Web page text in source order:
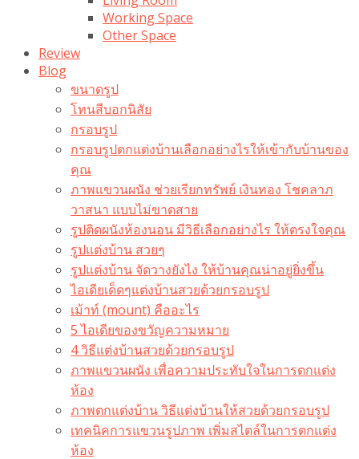
Working Space
Other Space
Review
Blog
ขนาดรูป
โทนสีบอกนิสัย
กรอบรูป
กรอบรูปตกแต่งบ้านเลือกอย่างไรให้เข้ากับบ้านของ
คุณ
ภาพแขวนผนัง ช่วยเรียกทรัพย์ เงินทอง โชคลาภ
วาสนา แบบไม่ขาดสาย
รูปติดผนังห้องนอน มีวิธีเลือกอย่างไร ให้ตรงใจคุณ
รูปแต่งบ้าน สวยๆ
รูปแต่งบ้าน จัดวางยังไง ให้บ้านคุณน่าอยู่ยิ่งขึ้น
ไอเดียเด็ดๆแต่งบ้านสวยด้วยกรอบรูป
เม้าท์ (mount) คืออะไร​
5 ไอเดียของขวัญความหมาย
4 วิธีแต่งบ้านสวยด้วยกรอบรูป
ภาพแขวนผนัง เพื่อความประทับใจในการตกแต่ง
ห้อง
ภาพตกแต่งบ้าน วิธีแต่งบ้านให้สวยด้วยกรอบรูป
เทคนิคการแขวนรูปภาพ เพิ่มสไตล์ในการตกแต่ง
ห้อง